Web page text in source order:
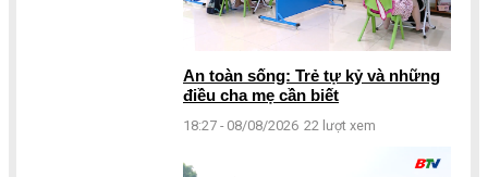
An toàn sống: Trẻ tự kỷ và những
điều cha mẹ cần biết
18:27 - 08/08/2026 22 lượt xem